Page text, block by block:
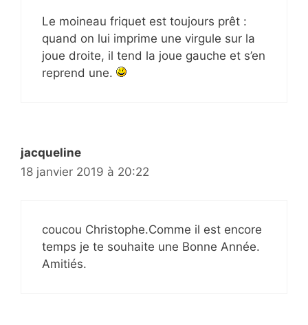
Le moineau friquet est toujours prêt :
quand on lui imprime une virgule sur la
joue droite, il tend la joue gauche et s’en
reprend une.
jacqueline
18 janvier 2019 à 20:22
coucou Christophe.Comme il est encore
temps je te souhaite une Bonne Année.
Amitiés.